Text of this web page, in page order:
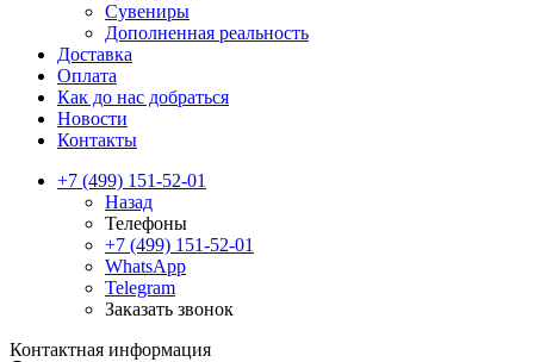
Сувениры
Дополненная реальность
Доставка
Оплата
Как до нас добраться
Новости
Контакты
+7 (499) 151-52-01
Назад
Телефоны
+7 (499) 151-52-01
WhatsApp
Telegram
Заказать звонок
Контактная информация